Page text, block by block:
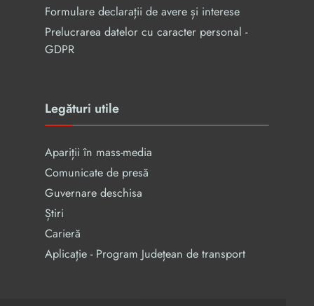
Formulare declarații de avere și interese
Prelucrarea datelor cu caracter personal -
GDPR
Legături utile
Apariții în mass-media
Comunicate de presă
Guvernare deschisa
Știri
Carieră
Aplicație - Program Județean de transport